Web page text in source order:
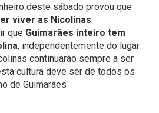
deste sábado provou que
viver as Nicolinas.
que Guimarães inteiro tem
, independentemente do lugar
continuarão sempre a ser
cultura deve ser de todos os
de Guimarães